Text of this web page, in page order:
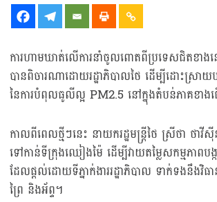
ការហាមឃាត់លើការនាំចូលពោតពីប្រទេសជិតខាងន
បានពិចារណាដោយរដ្ឋាភិបាលថៃ ដើម្បីដោះស្រា
នៃការបំពុលធូលីល្អ PM2.5 នៅក្នុងតំបន់ភាគខាង
កាលពីពេលថ្មីៗនេះ នាយករដ្ឋមន្ត្រីថៃ ស្រីថា ថាវី
ទៅកាន់ទីក្រុងឈៀងម៉ៃ ដើម្បីវាយតម្លៃសកម្មភាពបង្ក
ដែលផ្តល់ដោយទីភ្នាក់ងាររដ្ឋាភិបាល ទាក់ទងនឹងវិធានក
ព្រៃ និងអ័ព្ទ។